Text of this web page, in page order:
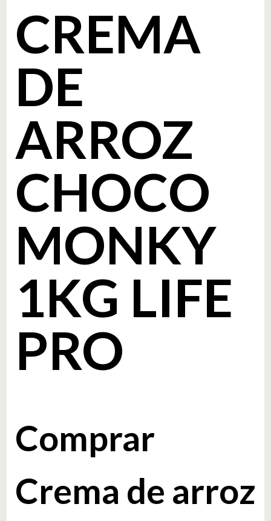
CREMA
DE
ARROZ
CHOCO
MONKY
1KG LIFE
PRO
Comprar
Crema de arroz